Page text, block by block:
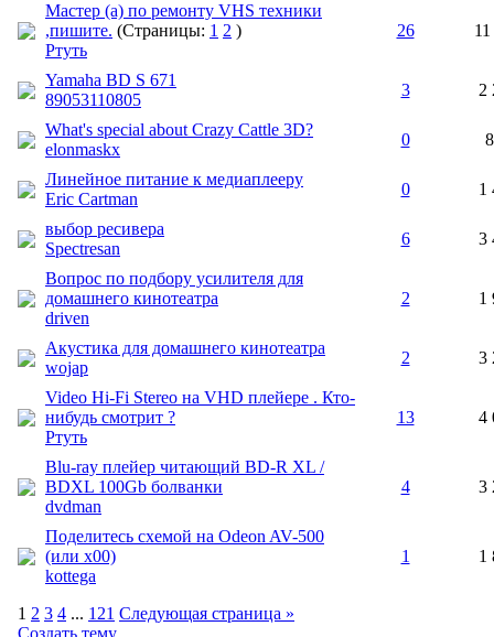
Мастер (а) по ремонту VHS техники
,пишите. (Страницы: 1 2 )
Ртуть
26
Yamaha BD S 671
89053110805
3 2
What's special about Crazy Cattle 3D?
elonmaskx
0
Линейное питание к медиаплееру
Eric Cartman
0 1
выбор ресивера
Spectresan
6 3
Вопрос по подбору усилителя для
домашнего кинотеатра
driven
2 1
Акустика для домашнего кинотеатра
wojap
2 3
Video Hi-Fi Stereo на VHD плейере . Кто-
нибудь смотрит ?
Ртуть
13 4
Blu-ray плейер читающий BD-R XL /
BDXL 100Gb болванки
dvdman
4 3
Поделитесь схемой на Odeon AV-500
(или х00)
kottega
1 1
1 2 3 4 ... 121 Следующая страница »
Создать тему